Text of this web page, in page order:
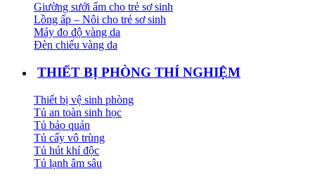
Giường sưởi ấm cho trẻ sơ sinh
Lồng ấp – Nôi cho trẻ sơ sinh
Máy đo độ vàng da
Đèn chiếu vàng da
THIẾT BỊ PHÒNG THÍ NGHIỆM
Thiết bị vệ sinh phòng
Tủ an toàn sinh học
Tủ bảo quản
Tủ cấy vô trùng
Tủ hút khí độc
Tủ lạnh âm sâu